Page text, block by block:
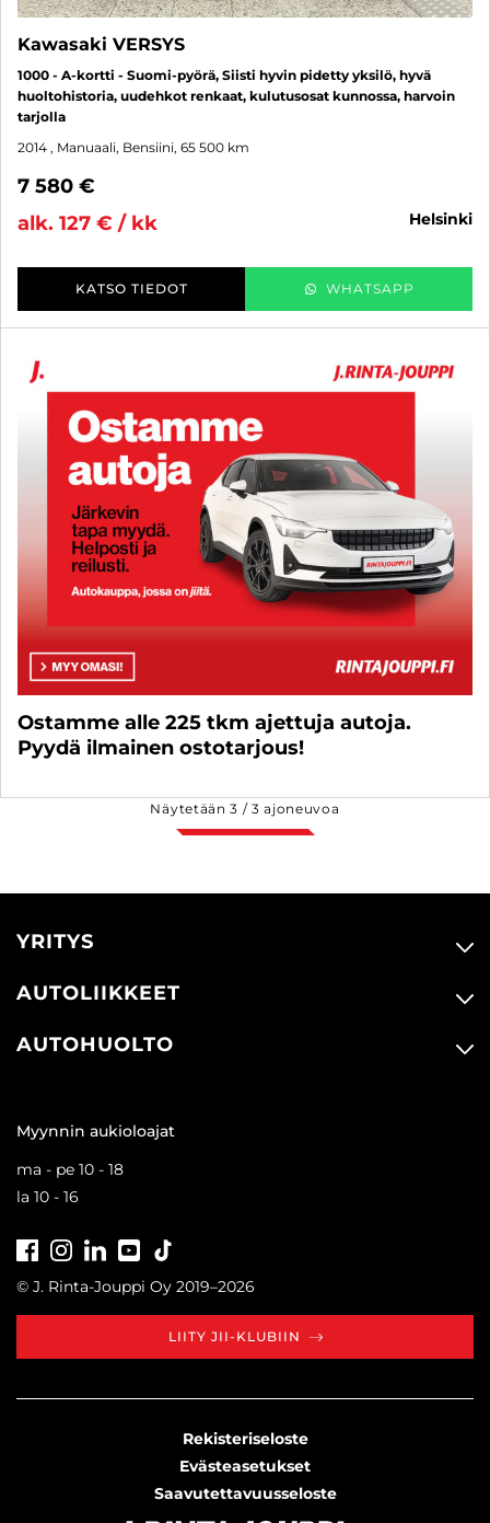
Kawasaki VERSYS
1000 - A-kortti - Suomi-pyörä, Siisti hyvin pidetty yksilö, hyvä
huoltohistoria, uudehkot renkaat, kulutusosat kunnossa, harvoin
tarjolla
2014 , Manuaali, Bensiini, 65 500 km
7 580 €
alk. 127 € / kk
helsinki
KATSO TIEDOT WHATSAPP
Ostamme alle 225 tkm ajettuja autoja.
Pyydä ilmainen ostotarjous!
Näytetään3 /3 ajoneuvoa
YRITYS
AUTOLIIKKEET
AUTOHUOLTO
Myynnin aukioloajat
ma - pe 10 - 18
la 10 - 16
FacebookInstagramLinkedInYoutube
© J. Rinta-Jouppi Oy 2019–2026
LIITY JII-KLUBIIN
Rekisteriseloste
Evästeasetukset
Saavutettavuusseloste